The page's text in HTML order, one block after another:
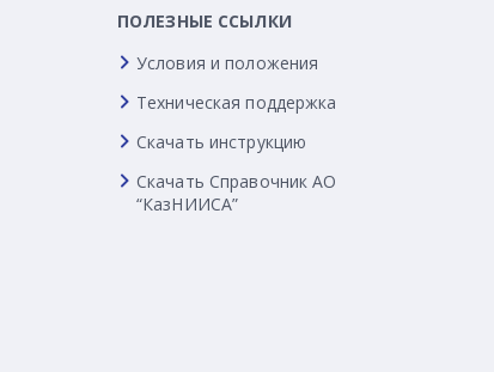
ПОЛЕЗНЫЕ ССЫЛКИ
Условия и положения
Техническая поддержка
Скачать инструкцию
Скачать Справочник АО
“КазНИИСА”